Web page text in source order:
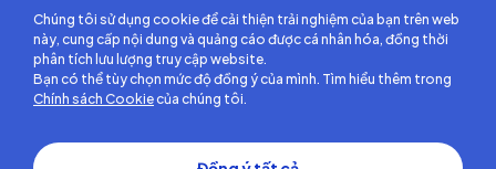
Công ty TNHH Ắc quy GS Việt Nam
Số 18, đường số 3, KCN Việt Nam-Singapore,
Phường Bình Hòa, TP.Hồ Chí Minh, Việt Nam
ĐT: (0274) 3756 360 - Fax: (0274) 3756 362
Giấy chứng nhận đăng ký kinh doanh số: 3700255457 do Sở Kế
hoạch và Đầu tư Tỉnh Bình Dương cấp lần đầu ngày 30/06/2008
Chúng tôi sử dụng cookie để cải thiện trải nghiệm của bạn trên web
này, cung cấp nội dung và quảng cáo được cá nhân hóa, đồng thời
phân tích lưu lượng truy cập website.
Bạn có thể tùy chọn mức độ đồng ý của mình. Tìm hiểu thêm trong
Chính sách Cookiecủa chúng tôi.